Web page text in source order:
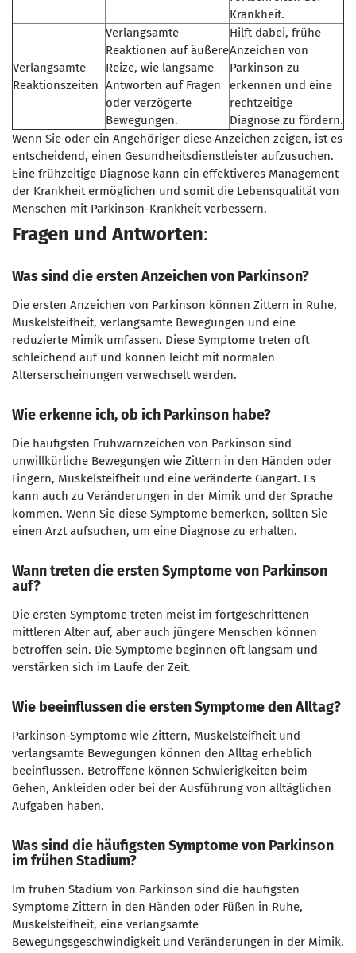
Krankheit.
Verlangsamte
Reaktionszeiten
Verlangsamte
Reaktionen auf äußere
Reize, wie langsame
Antworten auf Fragen
oder verzögerte
Bewegungen.
Hilft dabei, frühe
Anzeichen von
Parkinson zu
erkennen und eine
rechtzeitige
Diagnose zu fördern.
Wenn Sie oder ein Angehöriger diese Anzeichen zeigen, ist es
entscheidend, einen Gesundheitsdienstleister aufzusuchen.
Eine frühzeitige Diagnose kann ein effektiveres Management
der Krankheit ermöglichen und somit die Lebensqualität von
Menschen mit Parkinson-Krankheit verbessern.
Fragen und Antworten:
Was sind die ersten Anzeichen von Parkinson?
Die ersten Anzeichen von Parkinson können Zittern in Ruhe,
Muskelsteifheit, verlangsamte Bewegungen und eine
reduzierte Mimik umfassen. Diese Symptome treten oft
schleichend auf und können leicht mit normalen
Alterserscheinungen verwechselt werden.
Wie erkenne ich, ob ich Parkinson habe?
Die häufigsten Frühwarnzeichen von Parkinson sind
unwillkürliche Bewegungen wie Zittern in den Händen oder
Fingern, Muskelsteifheit und eine veränderte Gangart. Es
kann auch zu Veränderungen in der Mimik und der Sprache
kommen. Wenn Sie diese Symptome bemerken, sollten Sie
einen Arzt aufsuchen, um eine Diagnose zu erhalten.
Wann treten die ersten Symptome von Parkinson
auf?
Die ersten Symptome treten meist im fortgeschrittenen
mittleren Alter auf, aber auch jüngere Menschen können
betroffen sein. Die Symptome beginnen oft langsam und
verstärken sich im Laufe der Zeit.
Wie beeinflussen die ersten Symptome den Alltag?
Parkinson-Symptome wie Zittern, Muskelsteifheit und
verlangsamte Bewegungen können den Alltag erheblich
beeinflussen. Betroffene können Schwierigkeiten beim
Gehen, Ankleiden oder bei der Ausführung von alltäglichen
Aufgaben haben.
Was sind die häufigsten Symptome von Parkinson
im frühen Stadium?
Im frühen Stadium von Parkinson sind die häufigsten
Symptome Zittern in den Händen oder Füßen in Ruhe,
Muskelsteifheit, eine verlangsamte
Bewegungsgeschwindigkeit und Veränderungen in der Mimik.